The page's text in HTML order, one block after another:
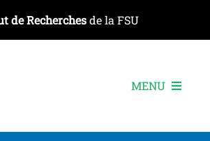
de Recherchesde la FSU
MENU